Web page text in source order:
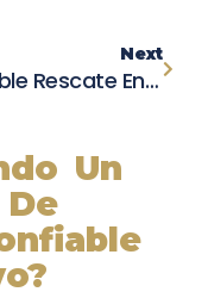
Next
Increíble Rescate En Portland: Persona Atrapada En Auto Sobre Auto Tras Choque De Tres Vehículos
Un